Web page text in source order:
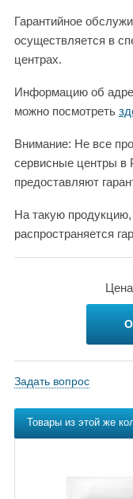
Гарантийное
осуществляется в
центрах.
Информацию об
можно посмотреть
Внимание: Не все
сервисные центры в
предоставляют
На такую
распространяется
Задать вопрос
Товары из этой же